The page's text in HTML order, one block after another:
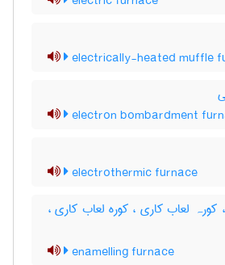
electrically-heated muffle
electron bombardment
electrothermic furnace
لعاب کاری ، کوره لعاب کاری ،
enamelling furnace